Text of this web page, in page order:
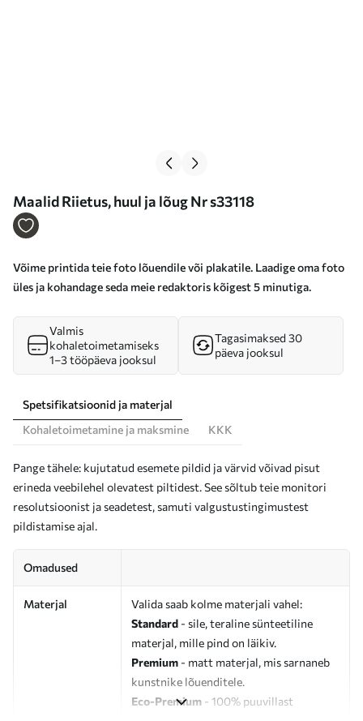
Maalid Riietus, huul ja lõug Nr s33118
Võime printida teie foto lõuendile või plakatile. Laadige oma foto
üles ja kohandage seda meie redaktoris kõigest 5 minutiga.
Valmis
kohaletoimetamiseks
1–3 tööpäeva jooksul
Tagasimaksed 30
päeva jooksul
Spetsifikatsioonid ja materjal
Kohaletoimetamine ja maksmine
KKK
Pange tähele: kujutatud esemete pildid ja värvid võivad pisut
erineda veebilehel olevatest piltidest. See sõltub teie monitori
resolutsioonist ja seadetest, samuti valgustustingimustest
pildistamise ajal.
Omadused
Materjal
Valida saab kolme materjali vahel:
Standard - sile, teraline sünteetiline
materjal, mille pind on läikiv.
Premium - matt materjal, mis sarnaneb
kunstnike lõuenditele.
Eco-Premium - 100% puuvillast